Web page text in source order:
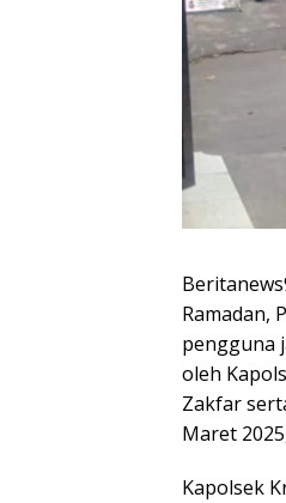
Ramadan,
pengguna
oleh
Zakfar
Maret
Kapolsek